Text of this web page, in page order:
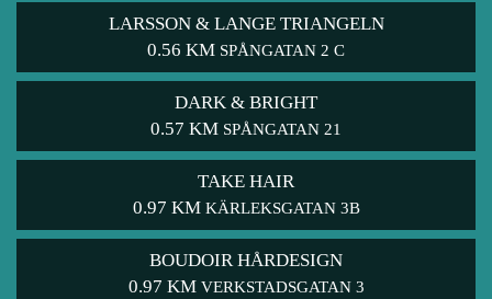
LARSSON & LANGE TRIANGELN
0.56 KM SPÅNGATAN 2 C
DARK & BRIGHT
0.57 KM SPÅNGATAN 21
TAKE HAIR
0.97 KM KÄRLEKSGATAN 3B
BOUDOIR HÅRDESIGN
0.97 KM VERKSTADSGATAN 3